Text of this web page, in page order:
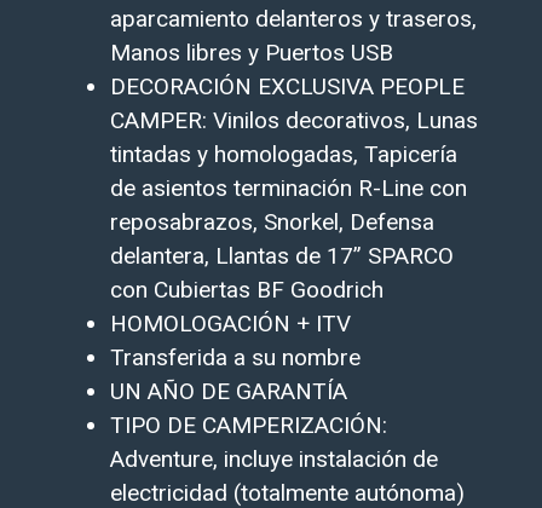
aparcamiento delanteros y traseros,
Manos libres y Puertos USB
DECORACIÓN EXCLUSIVA PEOPLE
CAMPER: Vinilos decorativos, Lunas
tintadas y homologadas, Tapicería
de asientos terminación R-Line con
reposabrazos, Snorkel, Defensa
delantera, Llantas de 17” SPARCO
con Cubiertas BF Goodrich
HOMOLOGACIÓN⁠ + ITV
Transferida a su nombre⁠
UN AÑO DE GARANTÍA
TIPO DE CAMPERIZACIÓN:
Adventure, incluye instalación de
electricidad (totalmente autónoma)